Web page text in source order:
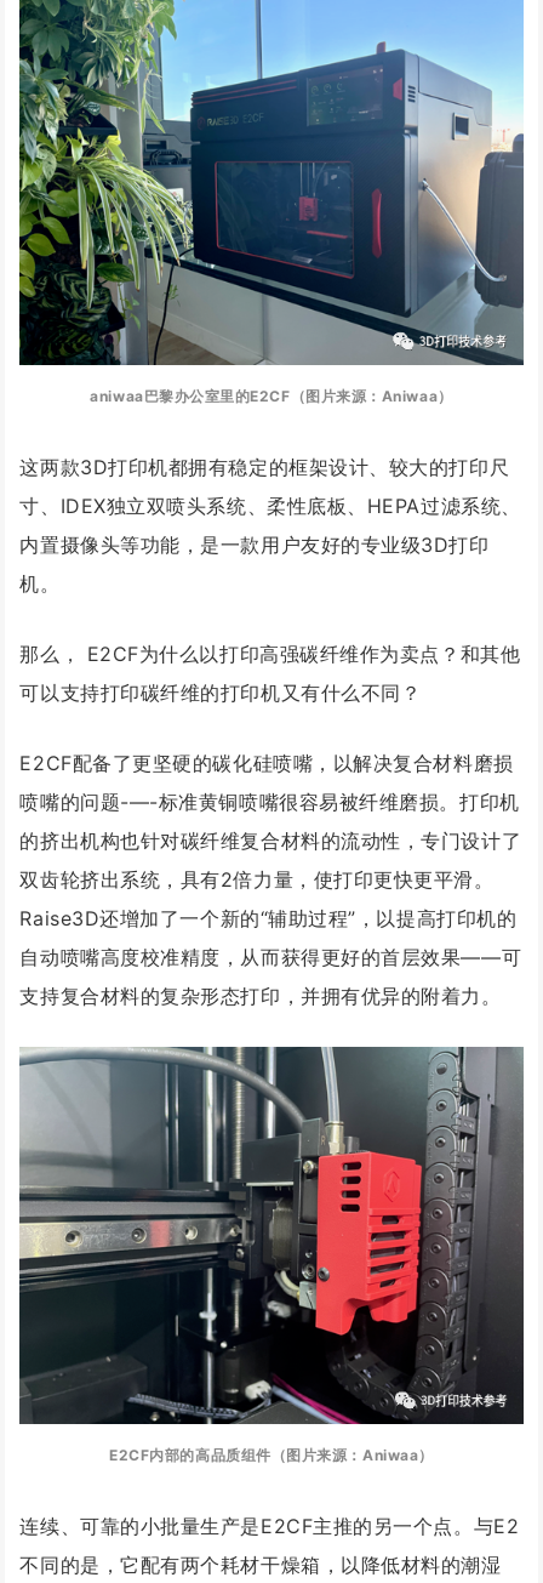
aniwaa巴黎办公室里的E2CF（图片来源：Aniwaa）
这两款3D打印机都拥有稳定的框架设计、较大的打印尺
寸、IDEX独立双喷头系统、柔性底板、HEPA过滤系统、
内置摄像头等功能，是一款用户友好的专业级3D打印
机。
那么， E2CF为什么以打印高强碳纤维作为卖点？和其他
可以支持打印碳纤维的打印机又有什么不同？
E2CF配备了更坚硬的碳化硅喷嘴，以解决复合材料磨损
喷嘴的问题-—-标准黄铜喷嘴很容易被纤维磨损。打印机
的挤出机构也针对碳纤维复合材料的流动性，专门设计了
双齿轮挤出系统，具有2倍力量，使打印更快更平滑。
Raise3D还增加了一个新的“辅助过程”，以提高打印机的
自动喷嘴高度校准精度，从而获得更好的首层效果——可
支持复合材料的复杂形态打印，并拥有优异的附着力。
E2CF内部的高品质组件（图片来源：Aniwaa）
连续、可靠的小批量生产是E2CF主推的另一个点。与E2
不同的是，它配有两个耗材干燥箱，以降低材料的潮湿